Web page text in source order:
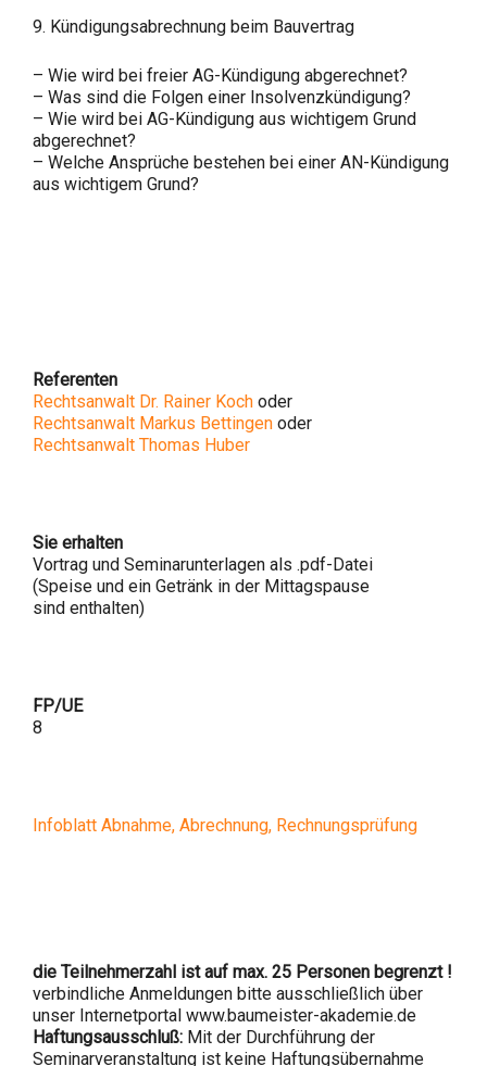
9. Kündigungsabrechnung beim Bauvertrag
– Wie wird bei freier AG-Kündigung abgerechnet?
– Was sind die Folgen einer Insolvenzkündigung?
– Wie wird bei AG-Kündigung aus wichtigem Grund
abgerechnet?
– Welche Ansprüche bestehen bei einer AN-Kündigung
aus wichtigem Grund?
Referenten
Rechtsanwalt Dr. Rainer Koch oder
Rechtsanwalt Markus Bettingen oder
Rechtsanwalt Thomas Huber
Sie erhalten
Vortrag und Seminarunterlagen als .pdf-Datei
(Speise und ein Getränk in der Mittagspause
sind enthalten)
FP/UE
8
Infoblatt Abnahme, Abrechnung, Rechnungsprüfung
die Teilnehmerzahl ist auf max. 25 Personen begrenzt !
verbindliche Anmeldungen bitte ausschließlich über
unser Internetportal www.baumeister-akademie.de
Haftungsausschluß: Mit der Durchführung der
Seminarveranstaltung ist keine Haftungsübernahme